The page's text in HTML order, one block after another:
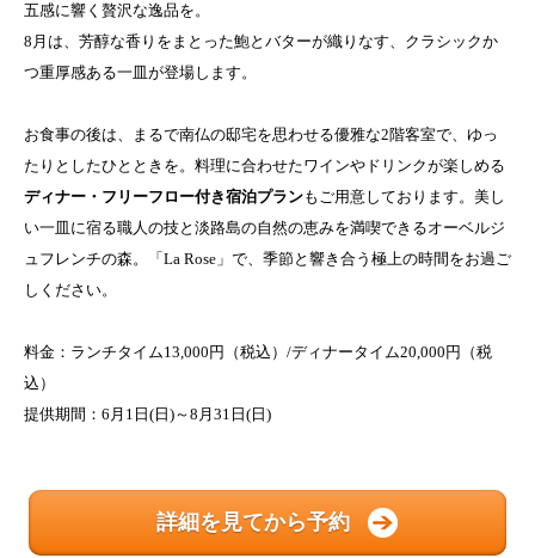
五感に響く贅沢な逸品を。
8月は、芳醇な香りをまとった鮑とバターが織りなす、クラシックか
つ重厚感ある一皿が登場します。
お食事の後は、まるで南仏の邸宅を思わせる優雅な2階客室で、ゆっ
たりとしたひとときを。料理に合わせたワインやドリンクが楽しめる
ディナー・フリーフロー付き宿泊プランもご用意しております。美し
い一皿に宿る職人の技と淡路島の自然の恵みを満喫できるオーベルジ
ュフレンチの森。「La Rose」で、季節と響き合う極上の時間をお過ご
しください。
料金：ランチタイム13,000円（税込）/ディナータイム20,000円（税
込）
提供期間：6月1日(日)～8月31日(日)
詳細を見てから予約